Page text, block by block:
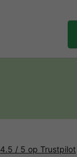
4.5 / 5 op Trustpilot